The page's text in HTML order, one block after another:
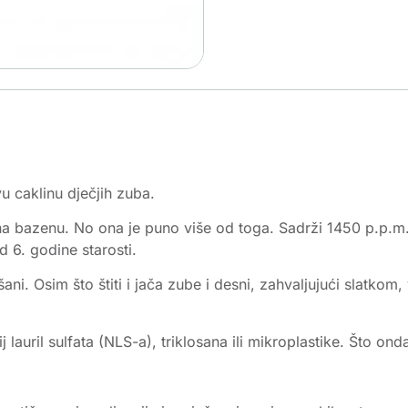
caklinu dječjih zuba.
bazenu. No ona je puno više od toga. Sadrži 1450
6. godine starosti.
Osim što štiti i jača zube i desni, zahvaljujući
sulfata (NLS-a), triklosana ili mikroplastike. Što